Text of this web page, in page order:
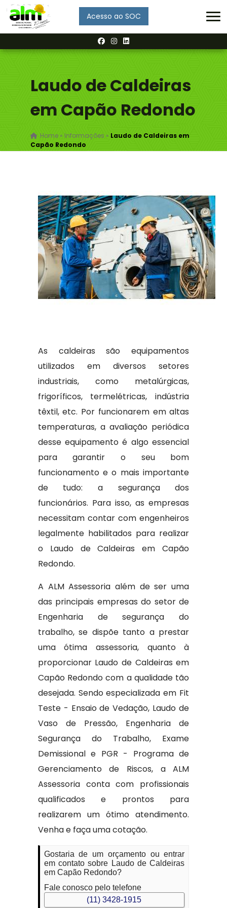
Acesso ao SOC
Laudo de Caldeiras
em Capão Redondo
Home» Informações » Laudo de Caldeiras em
Capão Redondo
As caldeiras são equipamentos
utilizados em diversos setores
industriais, como metalúrgicas,
frigoríficos, termelétricas, indústria
têxtil, etc. Por funcionarem em altas
temperaturas, a avaliação periódica
desse equipamento é algo essencial
para garantir o seu bom
funcionamento e o mais importante
de tudo: a segurança dos
funcionários. Para isso, as empresas
necessitam contar com engenheiros
legalmente habilitados para realizar
o Laudo de Caldeiras em Capão
Redondo.
A ALM Assessoria além de ser uma
das principais empresas do setor de
Engenharia de segurança do
trabalho, se dispõe tanto a prestar
uma ótima assessoria, quanto à
proporcionar Laudo de Caldeiras em
Capão Redondo com a qualidade tão
desejada. Sendo especializada em Fit
Teste - Ensaio de Vedação, Laudo de
Vaso de Pressão, Engenharia de
Segurança do Trabalho, Exame
Demissional e PGR - Programa de
Gerenciamento de Riscos, a ALM
Assessoria conta com profissionais
qualificados e prontos para
realizarem um ótimo atendimento.
Venha e faça uma cotação.
Gostaria de um orçamento ou entrar
em contato sobre Laudo de Caldeiras
em Capão Redondo?
Fale conosco pelo telefone
(11) 3428-1915
Enviar